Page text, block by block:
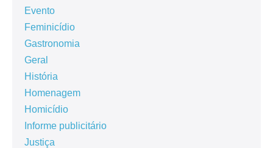
Evento
Feminicídio
Gastronomia
Geral
História
Homenagem
Homicídio
Informe publicitário
Justiça